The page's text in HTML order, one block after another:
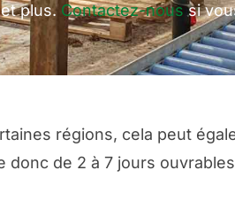
plus. Contactez-noussi
régions, cela peut
donc de 2 à 7 jours